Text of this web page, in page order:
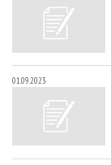
01.09.2023